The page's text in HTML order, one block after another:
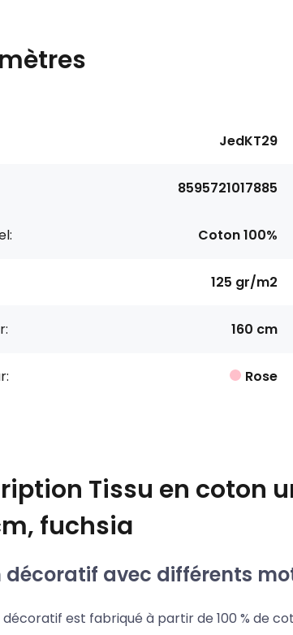
JedKT29
8595721017885
Coton 100%
125 gr/m2
160 cm
Rose
Tissu en coton
fuchsia
décoratif avec différents
est fabriqué à partir de 100 % de